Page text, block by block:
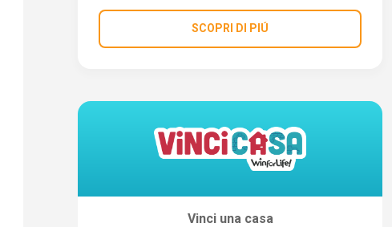
SCOPRI DI PIÚ
Vinci una casa